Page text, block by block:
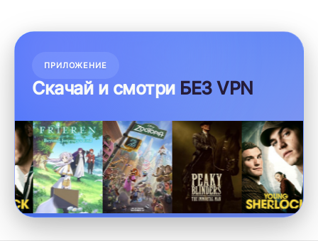
ПРИЛОЖЕНИЕ
Скачай и смотри БЕЗ VPN